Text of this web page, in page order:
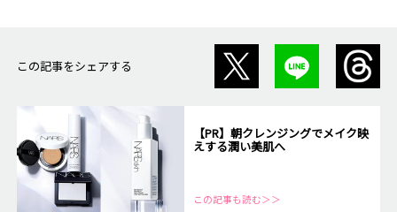
この記事をシェアする
【PR】朝クレンジングでメイク映
えする潤い美肌へ
この記事も読む＞＞